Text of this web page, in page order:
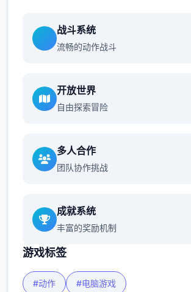
战斗系统
流畅的动作战斗
开放世界
自由探索冒险
多人合作
团队协作挑战
成就系统
丰富的奖励机制
游戏标签
#动作 #电脑游戏